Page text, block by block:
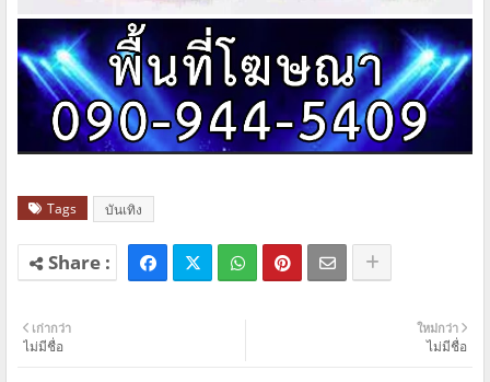
Tags บันเทิง
ใหม่กว่า
ไม่มีชื่อ
เก่ากว่า
ไม่มีชื่อ